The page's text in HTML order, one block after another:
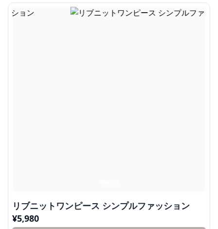
リブニットワンピース シンプルファッション
¥5,980